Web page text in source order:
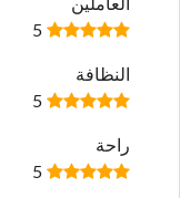
العاملين
5
النظافة
5
راحة
5